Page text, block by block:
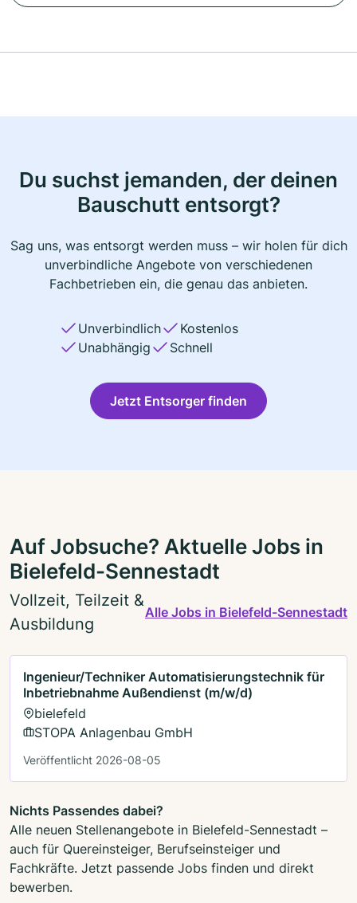
Du suchst jemanden, der deinen
Bauschutt entsorgt?
Sag uns, was entsorgt werden muss – wir holen für dich
unverbindliche Angebote von verschiedenen
Fachbetrieben ein, die genau das anbieten.
Unverbindlich
Kostenlos
Unabhängig
Schnell
Jetzt Entsorger finden
Auf Jobsuche? Aktuelle Jobs in
Bielefeld-Sennestadt
Vollzeit, Teilzeit &
Ausbildung
Alle Jobs in Bielefeld-Sennestadt
Ingenieur/Techniker Automatisierungstechnik für
Inbetriebnahme Außendienst (m/w/d)
bielefeld
STOPA Anlagenbau GmbH
Veröffentlicht 2026-08-05
Nichts Passendes dabei?
Alle neuen Stellenangebote in Bielefeld-Sennestadt –
auch für Quereinsteiger, Berufseinsteiger und
Fachkräfte. Jetzt passende Jobs finden und direkt
bewerben.